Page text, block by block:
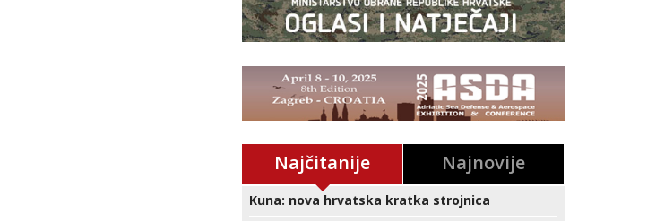
Najčitanije Najnovije
Kuna: nova hrvatska kratka strojnica